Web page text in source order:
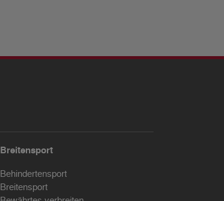
Breitensport
Behindertensport
Breitensport